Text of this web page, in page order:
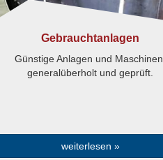
Gebrauchtanlagen
Günstige Anlagen und Maschinen,
generalüberholt und geprüft.
weiterlesen »